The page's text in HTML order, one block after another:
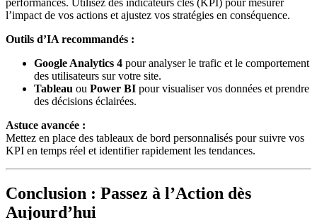
performances. Utilisez des indicateurs clés (KPI) pour mesurer
l’impact de vos actions et ajustez vos stratégies en conséquence.
Outils d’IA recommandés :
Google Analytics 4 pour analyser le trafic et le comportement
des utilisateurs sur votre site.
Tableau ou Power BI pour visualiser vos données et prendre
des décisions éclairées.
Astuce avancée :
Mettez en place des tableaux de bord personnalisés pour suivre vos
KPI en temps réel et identifier rapidement les tendances.
Conclusion : Passez à l’Action dès
Aujourd’hui